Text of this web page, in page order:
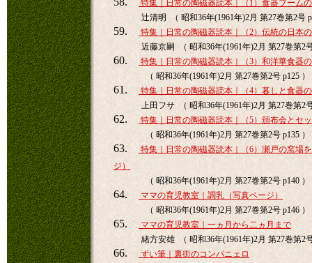
特集｜日常の陶磁器読本｜（1）食器ブーム
辻清明 （ 昭和36年(1961年)2月 第27巻第2号
59.
特集｜日常の陶磁器読本｜（2）伝統の日本
近藤京嗣 （ 昭和36年(1961年)2月 第27巻第2
60.
特集｜日常の陶磁器読本｜（3）和洋華食器
（ 昭和36年(1961年)2月 第27巻第2号 p125 ）
61.
特集｜日常の陶磁器読本｜（4）暮しと食器
上田フサ （ 昭和36年(1961年)2月 第27巻第2
62.
特集｜日常の陶磁器読本｜（5）頒布会とセ
（ 昭和36年(1961年)2月 第27巻第2号 p135 ）
63.
特集｜日常の陶磁器読本｜（6）瀬戸の窯場
ジ）
（ 昭和36年(1961年)2月 第27巻第2号 p140 ）
64.
ママの育児教室｜調乳（写真ページ）
（ 昭和36年(1961年)2月 第27巻第2号 p146 ）
65.
ママの育児教室｜一ヵ月から二ヵ月まで
緒方安雄 （ 昭和36年(1961年)2月 第27巻第2
66.
ずい筆｜裏街のコンパニェロ